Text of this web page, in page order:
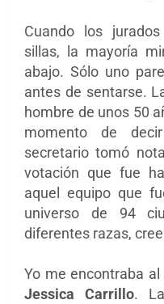
Cuando los
sillas, la mayoría
abajo. Sólo uno
antes de sentarse.
hombre de unos 50
momento de
secretario tomó
votación que fue
aquel equipo que
universo de 94
diferentes razas,
Yo me encontraba
Jessica Carrillo.